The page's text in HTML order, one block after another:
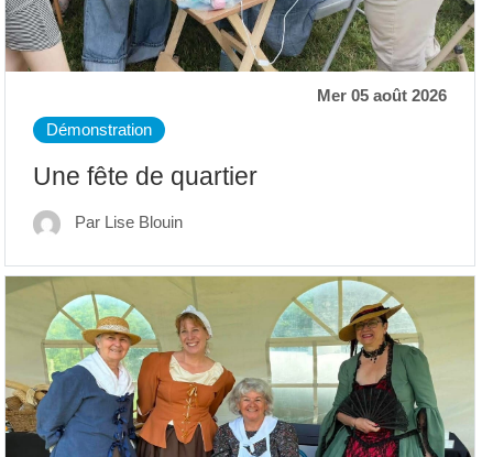
Mer 05 août 2026
Démonstration
Une fête de quartier
Par Lise Blouin